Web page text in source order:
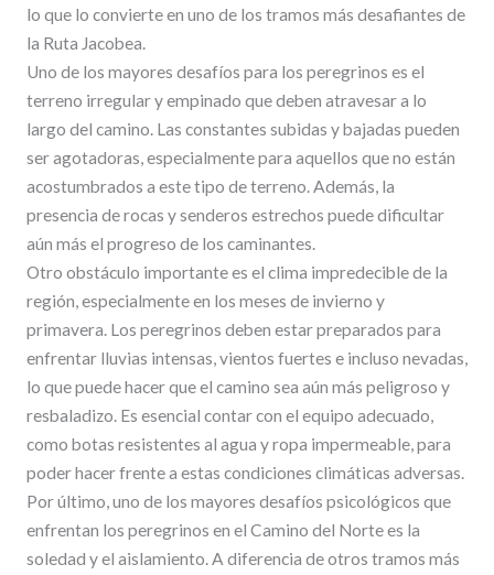
lo que lo convierte en uno de los tramos más desafiantes de
la Ruta Jacobea.
Uno de los mayores desafíos para los peregrinos es el
terreno irregular y empinado que deben atravesar a lo
largo del camino. Las constantes subidas y bajadas pueden
ser agotadoras, especialmente para aquellos que no están
acostumbrados a este tipo de terreno. Además, la
presencia de rocas y senderos estrechos puede dificultar
aún más el progreso de los caminantes.
Otro obstáculo importante es el clima impredecible de la
región, especialmente en los meses de invierno y
primavera. Los peregrinos deben estar preparados para
enfrentar lluvias intensas, vientos fuertes e incluso nevadas,
lo que puede hacer que el camino sea aún más peligroso y
resbaladizo. Es esencial contar con el equipo adecuado,
como botas resistentes al agua y ropa impermeable, para
poder hacer frente a estas condiciones climáticas adversas.
Por último, uno de los mayores desafíos psicológicos que
enfrentan los peregrinos en el Camino del Norte es la
soledad y el aislamiento. A diferencia de otros tramos más